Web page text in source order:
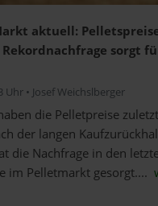
aktuell:
sorgt
Uhr • Josef Weichslberger
die Pelletpreise
der langen
die Nachfrage in den
im Pelletmarkt gesorgt....